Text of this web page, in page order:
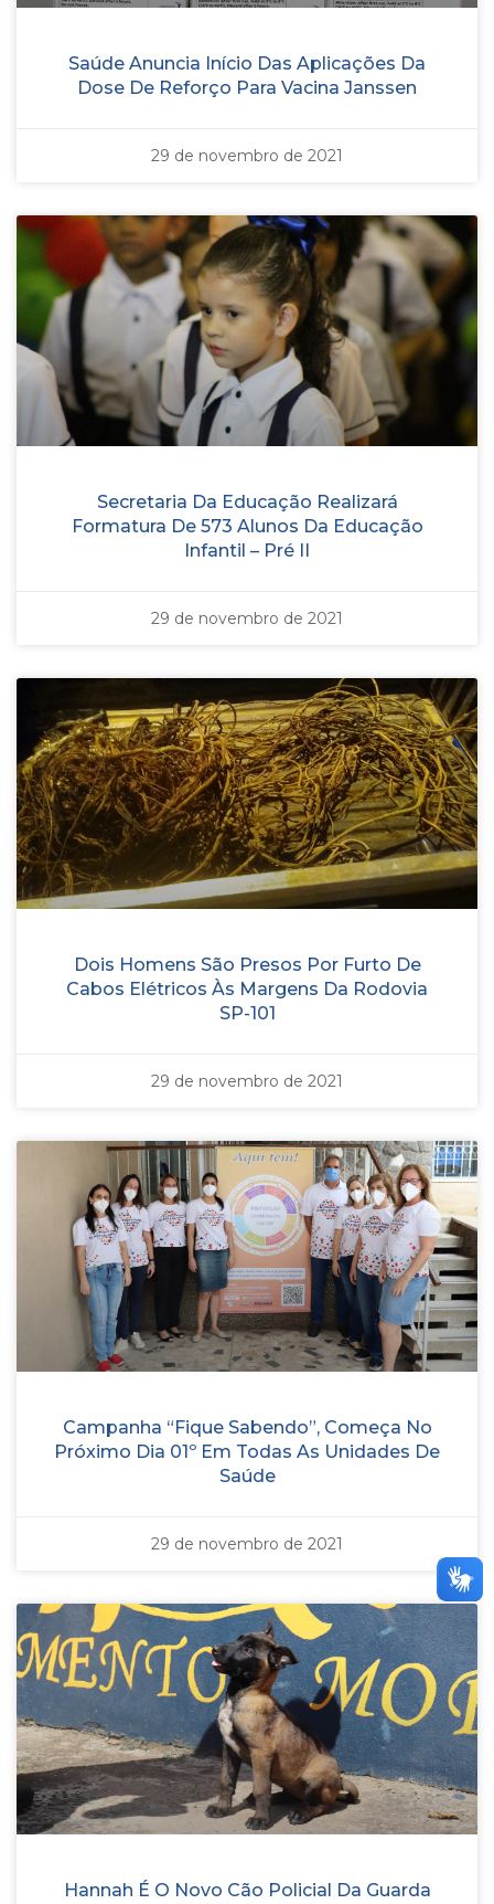
Saúde Anuncia Início Das Aplicações Da
Dose De Reforço Para Vacina Janssen
29 de novembro de 2021
Secretaria Da Educação Realizará
Formatura De 573 Alunos Da Educação
Infantil – Pré II
29 de novembro de 2021
Dois Homens São Presos Por Furto De
Cabos Elétricos Às Margens Da Rodovia
SP-101
29 de novembro de 2021
Campanha “Fique Sabendo”, Começa No
Próximo Dia 01º Em Todas As Unidades De
Saúde
29 de novembro de 2021
Hannah É O Novo Cão Policial Da Guarda